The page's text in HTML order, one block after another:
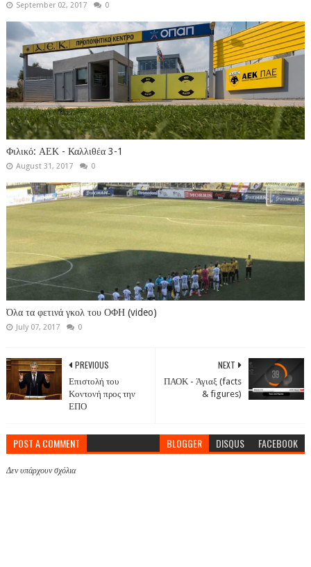
September 02, 2017 0
Φιλικό: ΑΕΚ - Καλλιθέα 3-1
August 31, 2017 0
Όλα τα φετινά γκολ του ΟΦΗ (video)
July 07, 2017 0
NEXT
ΠΑΟΚ - Άγιαξ (facts
& figures)
PREVIOUS
Επιστολή του
Κοντονή προς την
ΕΠΟ
POST A COMMENT BLOGGER DISQUS FACEBOOK
Δεν υπάρχουν σχόλια